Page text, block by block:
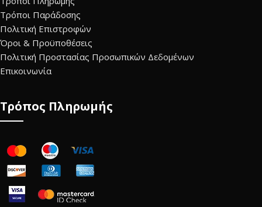
Τρόποι Παράδοσης
Πολιτική Επιστροφών
Όροι & Προϋποθέσεις
Πολιτική Προστασίας Προσωπικών Δεδομένων
Επικοινωνία
Τρόπος Πληρωμής